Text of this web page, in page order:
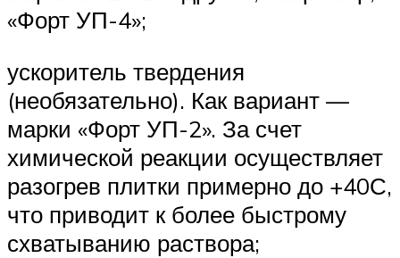
«Форт УП-4»;
ускоритель твердения
(необязательно). Как вариант —
марки «Форт УП-2». За счет
химической реакции осуществляет
разогрев плитки примерно до +40С,
что приводит к более быстрому
схватыванию раствора;